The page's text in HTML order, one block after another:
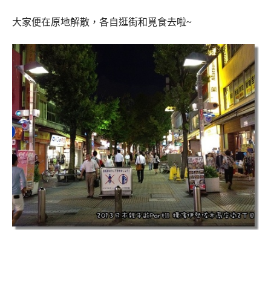
大家便在原地解散，各自逛街和覓食去啦~